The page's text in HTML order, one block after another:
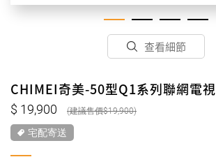
查看細節
CHIMEI奇美-50型Q1系列聯網電視
19,900 19,900
宅配寄送